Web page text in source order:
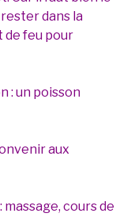
dans la
de feu pour
: un poisson
aux
cours de